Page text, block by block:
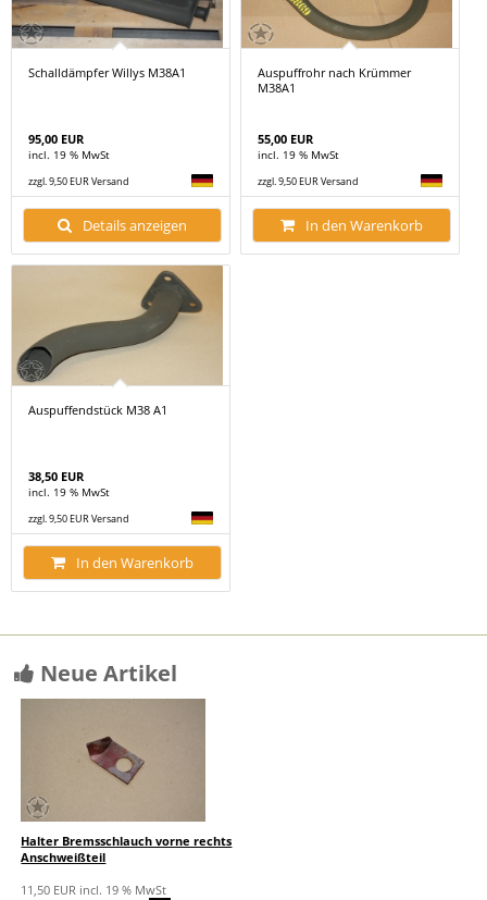
Schalldämpfer Willys M38A1
95,00 EUR
incl. 19 % MwSt
zzgl. 9,50 EUR Versand
Details anzeigen
Auspuffrohr nach Krümmer
M38A1
55,00 EUR
incl. 19 % MwSt
zzgl. 9,50 EUR Versand
In den Warenkorb
Auspuffendstück M38 A1
38,50 EUR
incl. 19 % MwSt
zzgl. 9,50 EUR Versand
In den Warenkorb
Neue Artikel
Halter Bremsschlauch vorne rechts
Anschweißteil
11,50 EUR incl. 19 % MwSt